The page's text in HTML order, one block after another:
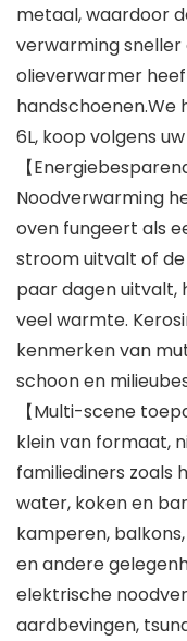
metaal, waardoor
verwarming sneller
olieverwarmer
handschoenen.We
6L, koop volgens
【
Noodverwarming
oven fungeert als
stroom uitvalt of
paar dagen uitvalt,
veel warmte.
kenmerken van
schoon en
【Multi-scene
klein van formaat,
familiediners zoals
water, koken en
kamperen,
en andere
elektrische
aardbevingen,